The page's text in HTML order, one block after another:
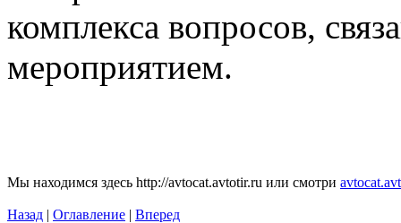
комплекса вопросов,
мероприятием.
Мы находимся здесь http://avtocat.avtotir.ru или смотри
Назад | Оглавление | Вперед